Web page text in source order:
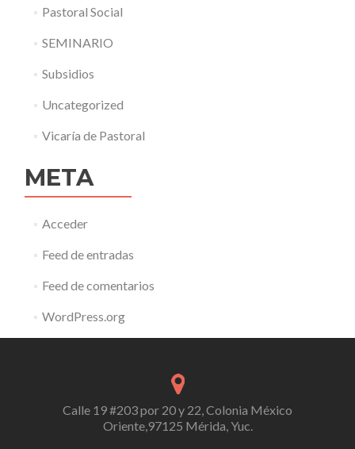
Pastoral Social
SEMINARIO
Subsidios
Uncategorized
Vicaría de Pastoral
META
Acceder
Feed de entradas
Feed de comentarios
WordPress.org
Calle 19 #203 por 20 y 22, Colonia México
Oriente,97125 Mérida, Yuc.